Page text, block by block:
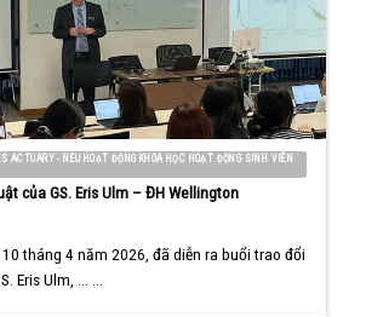
ACTUARY - NEU HOẠT ĐỘNG KHOA HỌC HOẠT ĐỘNG SINH VIÊN
của GS. Eris Ulm – ĐH Wellington
tháng 4 năm 2026, đã diễn ra buổi trao đổi
Eris Ulm, ... ...